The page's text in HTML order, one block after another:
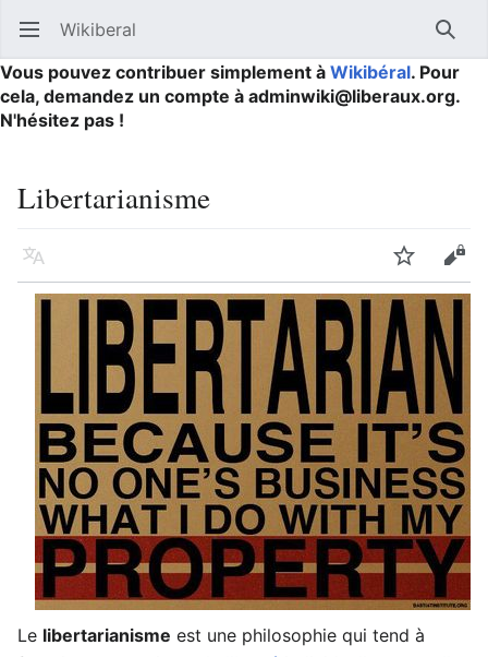
Ouvrir le menu principal Wikiberal
Vous pouvez contribuer simplement à Wikibéral. Pour
cela, demandez un compte à adminwiki@liberaux.org.
N'hésitez pas !
Libertarianisme
Langue Suivre
Le libertarianisme est une philosophie qui tend à